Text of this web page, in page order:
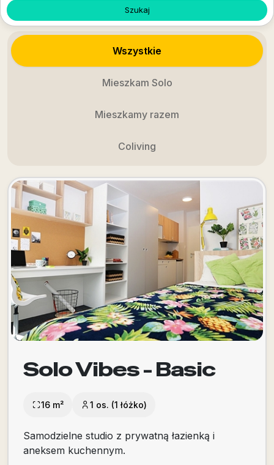
Szukaj
Wszystkie
Mieszkam Solo
Mieszkamy razem
Coliving
Solo Vibes - Basic
16 m² 1 os. (1 łóżko)
Samodzielne studio z prywatną łazienką i
aneksem kuchennym.